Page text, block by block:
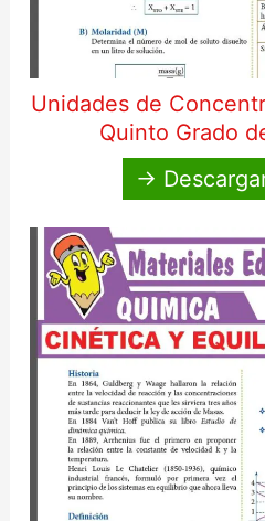
Unidades de
Quinto Grado
→